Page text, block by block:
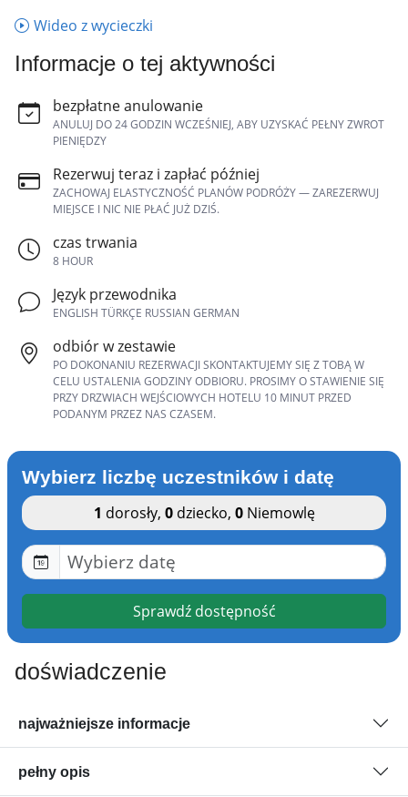
Wideo z wycieczki
Informacje o tej aktywności
bezpłatne anulowanie
ANULUJ DO 24 GODZIN WCZEŚNIEJ, ABY UZYSKAĆ PEŁNY ZWROT
PIENIĘDZY
Rezerwuj teraz i zapłać później
ZACHOWAJ ELASTYCZNOŚĆ PLANÓW PODRÓŻY — ZAREZERWUJ
MIEJSCE I NIC NIE PŁAĆ JUŻ DZIŚ.
czas trwania
8 HOUR
Język przewodnika
ENGLISH TÜRKÇE RUSSIAN GERMAN
odbiór w zestawie
PO DOKONANIU REZERWACJI SKONTAKTUJEMY SIĘ Z TOBĄ W
CELU USTALENIA GODZINY ODBIORU. PROSIMY O STAWIENIE SIĘ
PRZY DRZWIACH WEJŚCIOWYCH HOTELU 10 MINUT PRZED
PODANYM PRZEZ NAS CZASEM.
Wybierz liczbę uczestników i datę
1 dorosły, 0dziecko, 0Niemowlę
Sprawdź dostępność
doświadczenie
najważniejsze informacje
pełny opis